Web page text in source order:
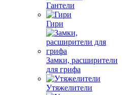
Гантели
Гири
Замки, расширители
для грифа
Утяжелители